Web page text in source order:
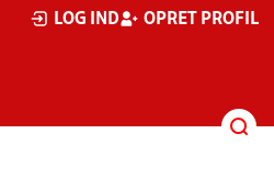
LOG IND OPRET PROFIL